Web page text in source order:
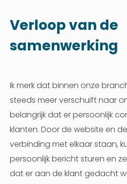
Verloop van de
samenwerking
Ik merk dat binnen onze
steeds meer verschuift naar
belangrijk dat er persoonlijk
klanten. Door de website en
verbinding met elkaar staan,
persoonlijk bericht sturen en
dat er aan de klant gedacht